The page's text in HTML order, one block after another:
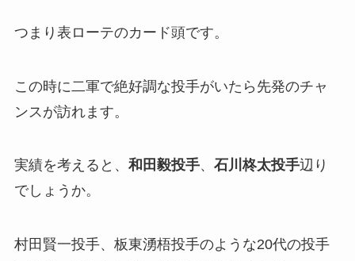
つまり表ローテのカード頭です。
この時に二軍で絶好調な投手がいたら先発のチャ
ンスが訪れます。
実績を考えると、 和田毅投手、 石川柊太投手辺り
でしょうか。
村田賢一投手、板東湧梧投手のような20代の投手